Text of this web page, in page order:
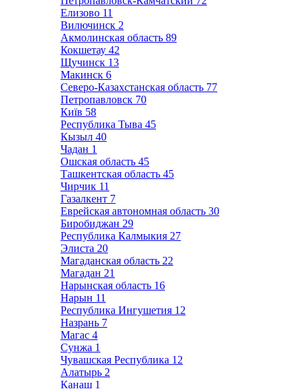
Елизово 11
Вилючинск 2
Акмолинская область 89
Кокшетау 42
Щучинск 13
Макинск 6
Северо-Казахстанская область 77
Петропавловск 70
Київ 58
Республика Тыва 45
Кызыл 40
Чадан 1
Ошская область 45
Ташкентская область 45
Чирчик 11
Газалкент 7
Еврейская автономная область 30
Биробиджан 29
Республика Калмыкия 27
Элиста 20
Магаданская область 22
Магадан 21
Нарынская область 16
Нарын 11
Республика Ингушетия 12
Назрань 7
Магас 4
Сунжа 1
Чувашская Республика 12
Алатырь 2
Канаш 1